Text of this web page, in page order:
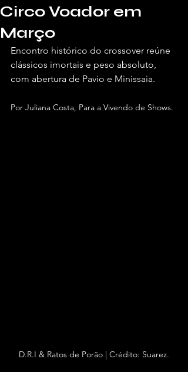
Circo Voador em
Março
Encontro histórico do crossover reúne
clássicos imortais e peso absoluto,
com abertura de Pavio e Minissaia.
Por Juliana Costa, Para a Vivendo de Shows.
D.R.I & Ratos de Porão | Crédito: Suarez.